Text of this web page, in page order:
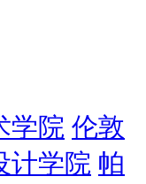
学院 伦敦
计学院 帕